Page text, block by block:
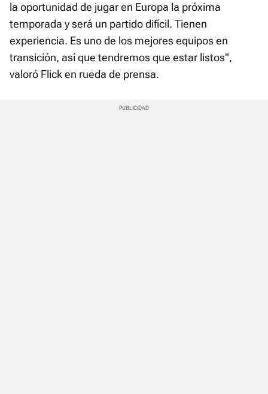
la oportunidad de jugar en Europa la próxima
temporada y será un partido difícil. Tienen
experiencia. Es uno de los mejores equipos en
transición, así que tendremos que estar listos",
valoró Flick en rueda de prensa.